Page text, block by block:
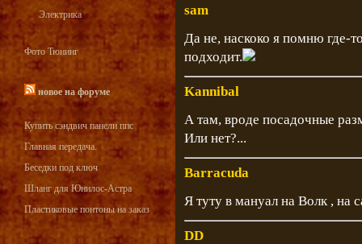
Электрика
Фото Тюнинг
новое на форуме
Купить сэндвич панели ппс
Главная передача.
Беседки под ключ
Шланг для Юнилос-Астра
Пластиковые понтоны на заказ
sam
Да не, наскоко я помню где-
подходит.
Kannibal
А там, вроде посадочные
Или нет?...
Barracuda
Я туту в мануал на Волк , на
DD